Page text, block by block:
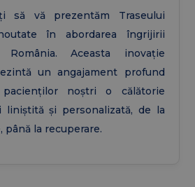
să vă prezentăm Traseului
în abordarea îngrijirii
Aceasta inovație
un angajament profund
noștri o călătorie
liniștită și personalizată, de la
la recuperare.